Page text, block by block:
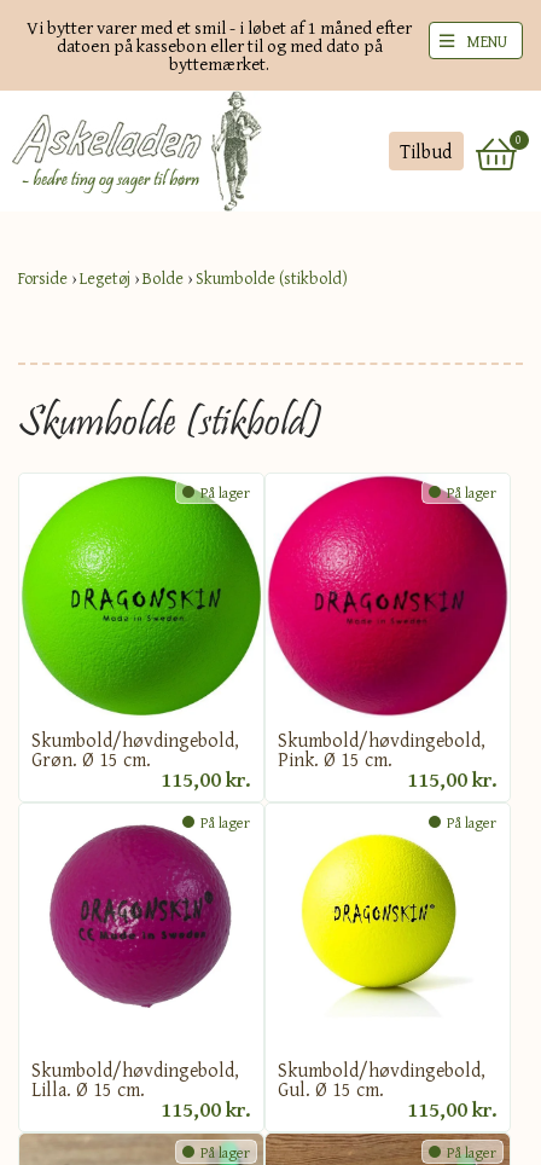
Vi bytter varer med et smil - i løbet af 1 måned efter
datoen på kassebon eller til og med dato på
byttemærket.
Tilbud 0
MENU
Forside ›Legetøj ›Bolde ›Skumbolde (stikbold)
Skumbolde (stikbold)
På lager
Skumbold/høvdingebold,
Grøn. Ø 15 cm.
115,00 kr.
På lager
Skumbold/høvdingebold,
Pink. Ø 15 cm.
115,00 kr.
På lager
Skumbold/høvdingebold,
Lilla. Ø 15 cm.
115,00 kr.
På lager
Skumbold/høvdingebold,
Gul. Ø 15 cm.
115,00 kr.
På lager På lager